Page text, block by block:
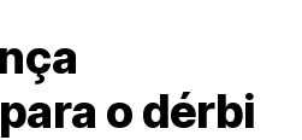
o dérbi